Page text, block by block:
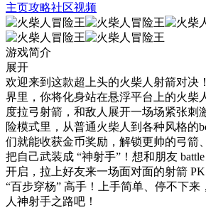
主页攻略社区视频
游戏简介
展开
欢迎来到这款超上头的火柴人射箭对决
界里，你将化身站在悬浮平台上的火柴
度拉弓射箭，和敌人展开一场场紧张刺
险模式里，从普通火柴人到各种风格的
们就能收获金币奖励，解锁更帅的弓箭
把自己武装成 “神射手”！想和朋友
开启，拉上好友来一场面对面的射箭
“百步穿杨” 高手！上手简单、停不下来
人神射手之路吧！